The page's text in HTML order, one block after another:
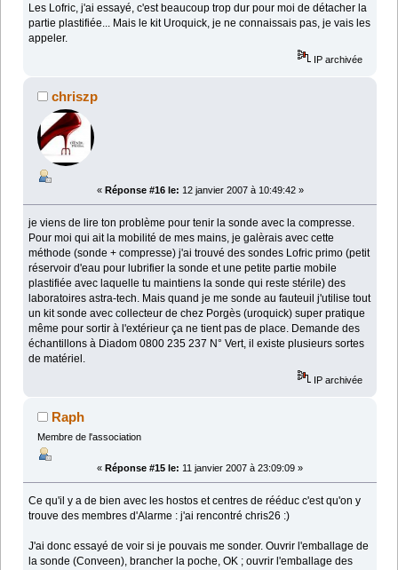
Les Lofric, j'ai essayé, c'est beaucoup trop dur pour moi de détacher la
partie plastifiée... Mais le kit Uroquick, je ne connaissais pas, je vais les
appeler.
IP archivée
chriszp
« Réponse #16 le: 12 janvier 2007 à 10:49:42 »
je viens de lire ton problème pour tenir la sonde avec la compresse.
Pour moi qui ait la mobilité de mes mains, je galèrais avec cette
méthode (sonde + compresse) j'ai trouvé des sondes Lofric primo (petit
réservoir d'eau pour lubrifier la sonde et une petite partie mobile
plastifiée avec laquelle tu maintiens la sonde qui reste stérile) des
laboratoires astra-tech. Mais quand je me sonde au fauteuil j'utilise tout
un kit sonde avec collecteur de chez Porgès (uroquick) super pratique
même pour sortir à l'extérieur ça ne tient pas de place. Demande des
échantillons à Diadom 0800 235 237 N° Vert, il existe plusieurs sortes
de matériel.
IP archivée
Raph
Membre de l'association
« Réponse #15 le: 11 janvier 2007 à 23:09:09 »
Ce qu'il y a de bien avec les hostos et centres de rééduc c'est qu'on y
trouve des membres d'Alarme : j'ai rencontré chris26 :)
J'ai donc essayé de voir si je pouvais me sonder. Ouvrir l'emballage de
la sonde (Conveen), brancher la poche, OK ; ouvrir l'emballage des